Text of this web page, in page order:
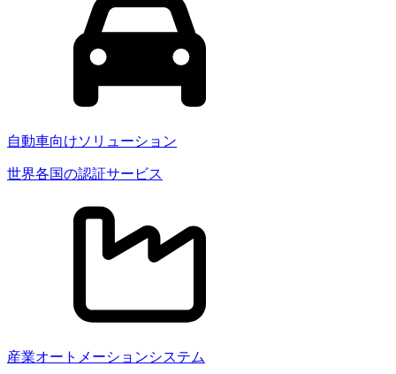
自動車向けソリューション
世界各国の認証サービス
産業オートメーションシステム